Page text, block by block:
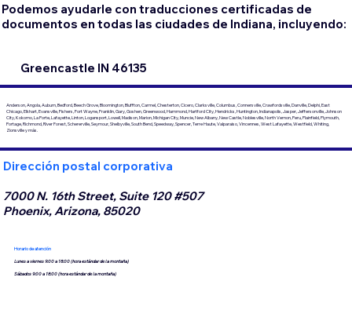
Podemos ayudarle con traducciones certificadas de
documentos en todas las ciudades de Indiana, incluyendo:
Greencastle IN 46135
Anderson, Angola, Auburn, Bedford, Beech Grove, Bloomington, Bluffton, Carmel, Chesterton, Cicero, Clarksville, Columbus, Connersville, Crawfordsville, Danville, Delphi, East
Chicago, Elkhart, Evansville, Fishers, Fort Wayne, Franklin, Gary, Goshen, Greenwood, Hammond, Hartford City, Hendricks, Huntington, Indianapolis, Jasper, Jeffersonville, Johnson
City, Kokomo, La Porte, Lafayette, Linton, Logansport, Lowell, Madison, Marion, Michigan City, Muncie, New Albany, New Castle, Noblesville, North Vernon, Peru, Plainfield, Plymouth,
Portage, Richmond, River Forest, Schererville, Seymour, Shelbyville, South Bend, Speedway, Spencer, Terre Haute, Valparaiso, Vincennes, West Lafayette, Westfield, Whiting,
Zionsville y más.
Dirección postal corporativa
7000 N. 16th Street, Suite 120 #507
Phoenix, Arizona, 85020
Horario de atención
Lunes a viernes 9:00 a 18:00 (hora estándar de la montaña)
Sábados 9:00 a 18:00 (hora estándar de la montaña)